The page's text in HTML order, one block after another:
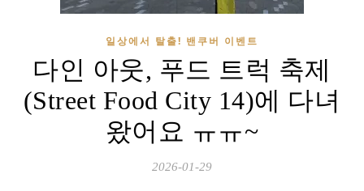
일상에서 탈출! 밴쿠버 이벤트
다인 아웃, 푸드 트럭 축제
(Street Food City 14)에 다녀
왔어요 ㅠㅠ~
2026-01-29